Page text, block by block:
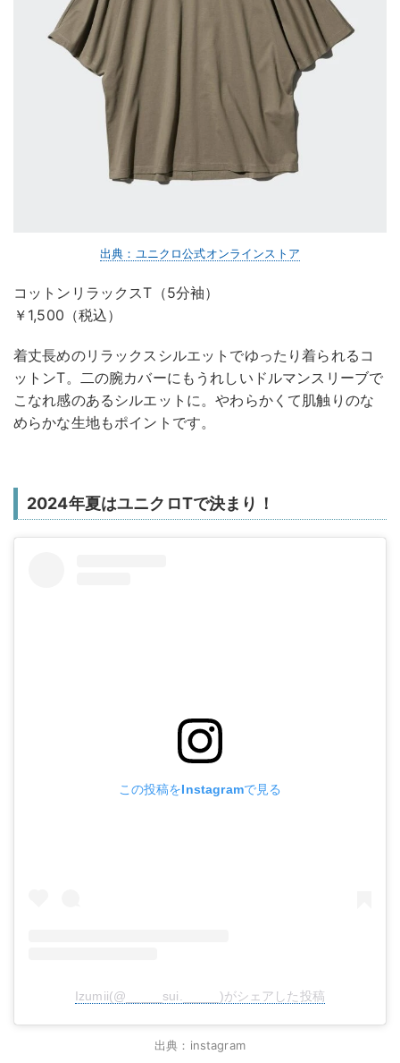
出典：ユニクロ公式オンラインストア
コットンリラックスT（5分袖）
￥1,500（税込）
着丈長めのリラックスシルエットでゆったり着られるコ
ットンT。二の腕カバーにもうれしいドルマンスリーブで
こなれ感のあるシルエットに。やわらかくて肌触りのな
めらかな生地もポイントです。
2024年夏はユニクロTで決まり！
この投稿をInstagramで見る
Izumii(@_____sui._____)がシェアした投稿
出典：instagram